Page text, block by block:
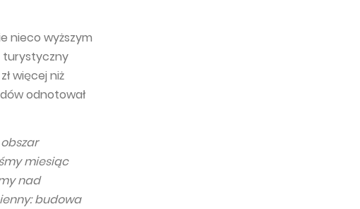
nieco wyższym
turystyczny
więcej niż
odnotował
miesiąc
nad
budowa